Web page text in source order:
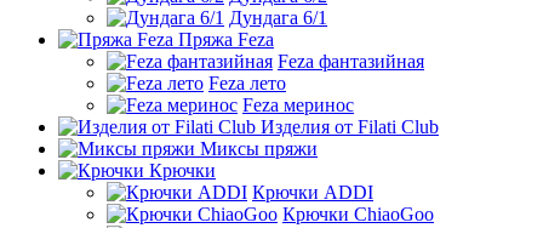
Дундага 6/1
Пряжа Feza
Feza фантазийная
Feza лето
Feza меринос
Изделия от Filati Club
Миксы пряжи
Крючки
Крючки ADDI
Крючки ChiaoGoo